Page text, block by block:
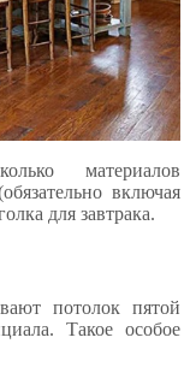
материалов
включая
для завтрака.
потолок пятой
Такое особое